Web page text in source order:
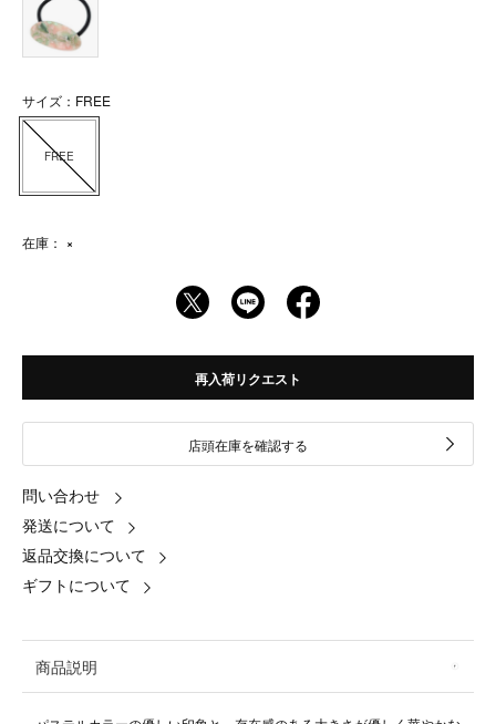
サイズ：FREE
FREE
在庫： ×
再入荷リクエスト
店頭在庫を確認する
問い合わせ
発送について
返品交換について
ギフトについて
商品説明